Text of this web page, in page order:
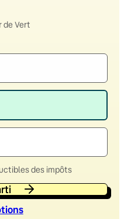
de Vert
des impôts
s